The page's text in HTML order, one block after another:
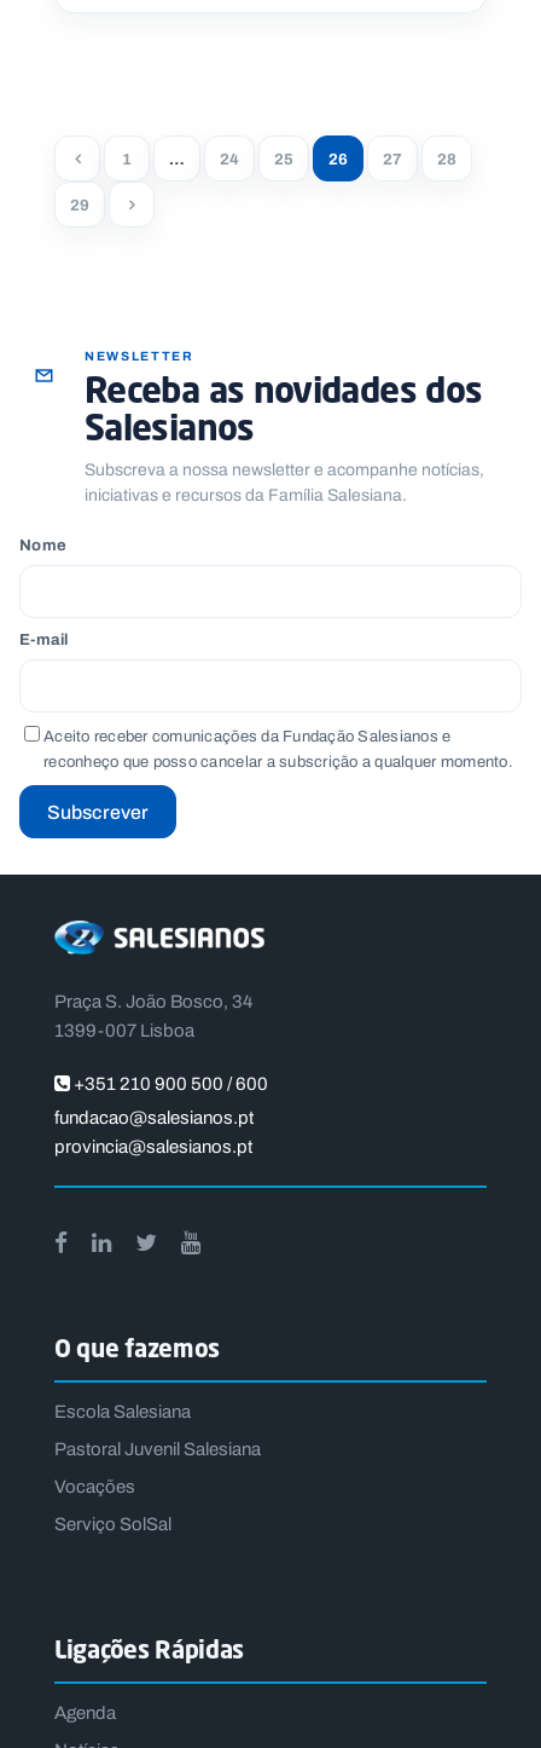
1 … 24 25 26 27
28
29
NEWSLETTER
Receba as novidades dos
Salesianos
Subscreva a nossa newsletter e acompanhe notícias,
iniciativas e recursos da Família Salesiana.
Nome
E-mail
Aceito receber comunicações da Fundação Salesianos e
reconheço que posso cancelar a subscrição a qualquer momento.
Subscrever
Praça S. João Bosco, 34
1399-007 Lisboa
+351 210 900 500 / 600
fundacao@salesianos.pt
provincia@salesianos.pt
O que fazemos
Escola Salesiana
Pastoral Juvenil Salesiana
Vocações
Serviço SolSal
Ligações Rápidas
Agenda